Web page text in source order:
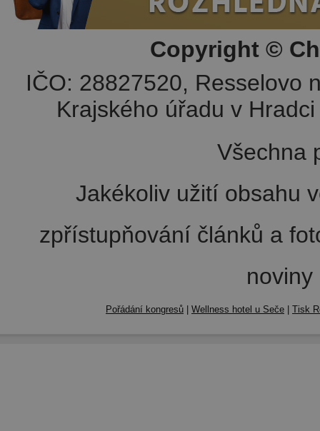
Copyright ©
IČO: 28827520, Resselovo
Krajského úřadu v
Všechna
Jakékoliv užití obsahu
zpřístupňování článků a
Pořádání kongresů | Wellness hotel u Seče | Tisk